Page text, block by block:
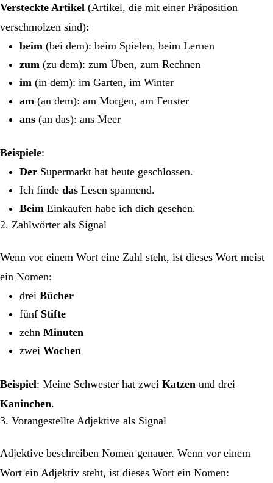
Versteckte Artikel (Artikel, die mit einer Präposition
verschmolzen sind):
beim (bei dem): beim Spielen, beim Lernen
zum (zu dem): zum Üben, zum Rechnen
im (in dem): im Garten, im Winter
am (an dem): am Morgen, am Fenster
ans (an das): ans Meer
Beispiele:
Der Supermarkt hat heute geschlossen.
Ich finde das Lesen spannend.
Beim Einkaufen habe ich dich gesehen.
2. Zahlwörter als Signal
Wenn vor einem Wort eine Zahl steht, ist dieses Wort meist
ein Nomen:
drei Bücher
fünf Stifte
zehn Minuten
zwei Wochen
Beispiel: Meine Schwester hat zwei Katzen und drei
Kaninchen.
3. Vorangestellte Adjektive als Signal
Adjektive beschreiben Nomen genauer. Wenn vor einem
Wort ein Adjektiv steht, ist dieses Wort ein Nomen: